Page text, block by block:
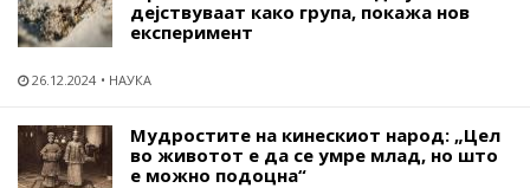
дејствуваат како група, покажа нов
експеримент
26.12.2024 НАУКА
Мудростите на кинескиот народ: „Цел
во животот е да се умре млад, но што
е можно подоцна“